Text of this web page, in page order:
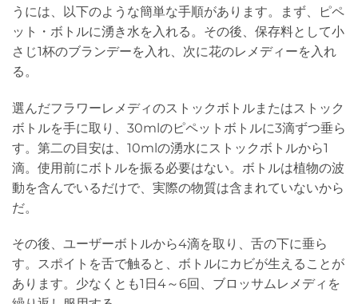
うには、以下のような簡単な手順があります。まず、ピペ
ット・ボトルに湧き水を入れる。その後、保存料として小
さじ1杯のブランデーを入れ、次に花のレメディーを入れ
る。
選んだフラワーレメディのストックボトルまたはストック
ボトルを手に取り、30mlのピペットボトルに3滴ずつ垂ら
す。第二の目安は、10mlの湧水にストックボトルから1
滴。使用前にボトルを振る必要はない。ボトルは植物の波
動を含んでいるだけで、実際の物質は含まれていないから
だ。
その後、ユーザーボトルから4滴を取り、舌の下に垂ら
す。スポイトを舌で触ると、ボトルにカビが生えることが
あります。少なくとも1日4～6回、ブロッサムレメディを